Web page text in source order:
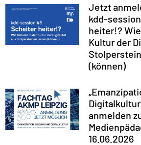
Jetzt
kdd-
heiter!?
Kultur der
(können)
anmelden
16.06.2026